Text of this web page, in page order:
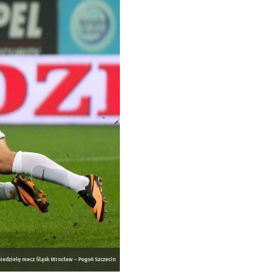
mecz Śląsk Wrocław – Pogoń Szczecin